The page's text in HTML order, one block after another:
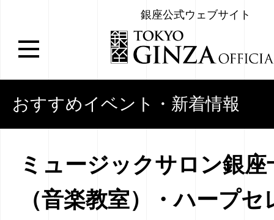
銀座公式ウェブサイト
おすすめイベント・新着情報
ミュージックサロン銀座
（音楽教室）・ハープ